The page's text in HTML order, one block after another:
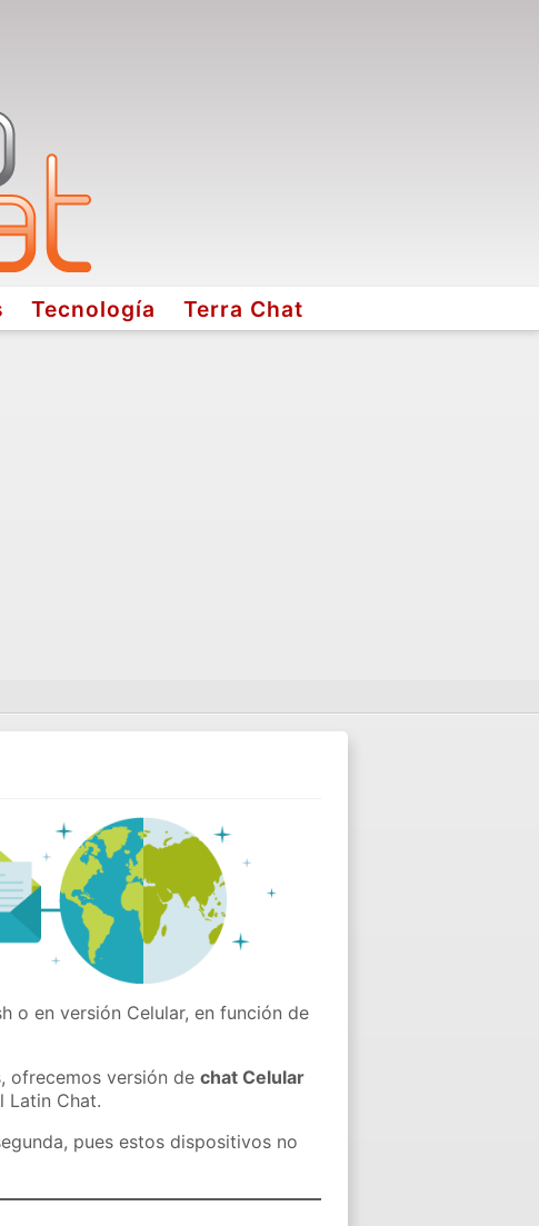
Tecnología Terra Chat
o en versión Celular, en función de
ofrecemos versión dechat Celular
Latin Chat.
pues estos dispositivos no